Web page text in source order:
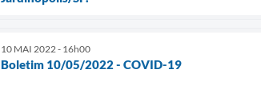
10 MAI 2022 - 16h00
Boletim 10/05/2022 - COVID-19